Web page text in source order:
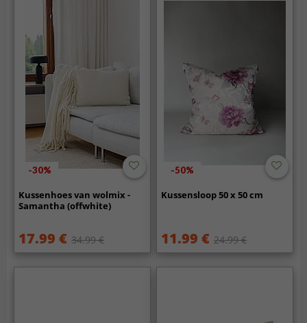
-30%
Kussenhoes van wolmix -
Samantha (offwhite)
17.99 € 34.99 €
-50%
Kussensloop 50 x 50 cm
11.99 € 24.99 €